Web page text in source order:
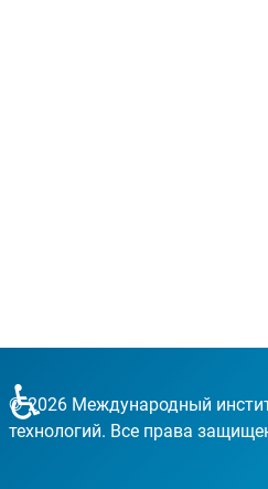
© 2026 Международный
технологий. Все права